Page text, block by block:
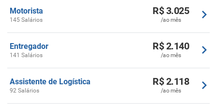
Motorista
145 Salários
R$ 3.025
/ao mês
Entregador
141 Salários
R$ 2.140
/ao mês
Assistente de Logística
92 Salários
R$ 2.118
/ao mês